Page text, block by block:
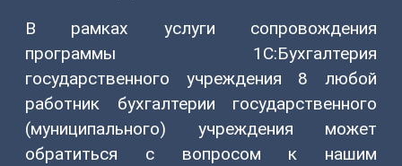
8
(831)
274-
80-
В рамках услуги сопровождения
программы 1С:Бухгалтерия
государственного учреждения 8 любой
работник бухгалтерии государственного
(муниципального) учреждения может
обратиться с вопросом к нашим